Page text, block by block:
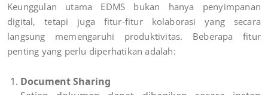
Keunggulan utama EDMS bukan hanya penyimpanan
digital, tetapi juga fitur-fitur kolaborasi yang secara
langsung memengaruhi produktivitas. Beberapa fitur
penting yang perlu diperhatikan adalah:
Document Sharing